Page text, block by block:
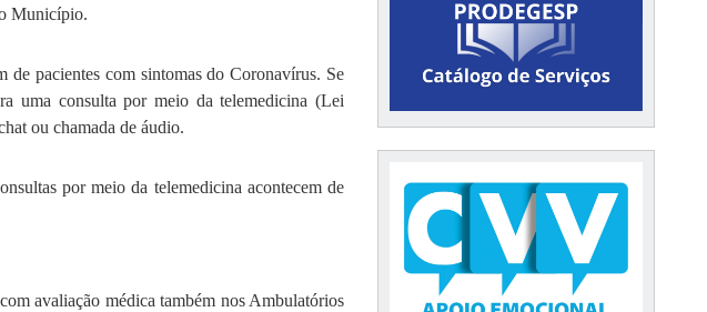
Município.
de pacientes com sintomas do Coronavírus. Se
uma consulta por meio da telemedicina (Lei
ou chamada de áudio.
por meio da telemedicina acontecem de
avaliação médica também nos Ambulatórios